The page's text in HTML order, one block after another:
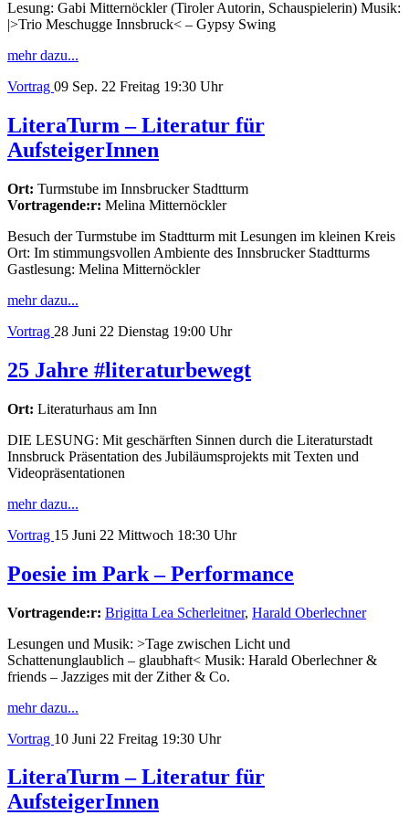
Lesung: Gabi Mitternöckler (Tiroler Autorin, Schauspielerin) Musik:
|>Trio Meschugge Innsbruck< – Gypsy Swing
mehr dazu...
Vortrag 09 Sep. 22 Freitag 19:30 Uhr
LiteraTurm – Literatur für
AufsteigerInnen
Ort: Turmstube im Innsbrucker Stadtturm
Vortragende:r: Melina Mitternöckler
Besuch der Turmstube im Stadtturm mit Lesungen im kleinen Kreis
Ort: Im stimmungsvollen Ambiente des Innsbrucker Stadtturms
Gastlesung: Melina Mitternöckler
mehr dazu...
Vortrag 28 Juni 22 Dienstag 19:00 Uhr
25 Jahre #literaturbewegt
Ort: Literaturhaus am Inn
DIE LESUNG: Mit geschärften Sinnen durch die Literaturstadt
Innsbruck Präsentation des Jubiläumsprojekts mit Texten und
Videopräsentationen
mehr dazu...
Vortrag 15 Juni 22 Mittwoch 18:30 Uhr
Poesie im Park – Performance
Vortragende:r: Brigitta Lea Scherleitner, Harald Oberlechner
Lesungen und Musik: >Tage zwischen Licht und
Schattenunglaublich – glaubhaft< Musik: Harald Oberlechner &
friends – Jazziges mit der Zither & Co.
mehr dazu...
Vortrag 10 Juni 22 Freitag 19:30 Uhr
LiteraTurm – Literatur für
AufsteigerInnen